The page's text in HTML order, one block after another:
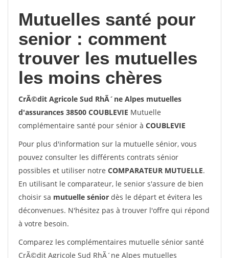
Mutuelles santé pour
senior : comment
trouver les mutuelles
les moins chères
CrÃ©dit Agricole Sud RhÃ´ne Alpes mutuelles
d'assurances 38500 COUBLEVIE Mutuelle
complémentaire santé pour sénior à COUBLEVIE
Pour plus d'information sur la mutuelle sénior, vous
pouvez consulter les différents contrats sénior
possibles et utiliser notre COMPARATEUR MUTUELLE.
En utilisant le comparateur, le senior s'assure de bien
choisir sa mutuelle sénior dès le départ et évitera les
déconvenues. N'hésitez pas à trouver l'offre qui répond
à votre besoin.
Comparez les complémentaires mutuelle sénior santé
CrÃ©dit Agricole Sud RhÃ´ne Alpes mutuelles